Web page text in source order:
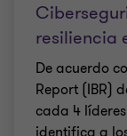
resiliencia
De acuerdo
Report (IBR)
cada 4